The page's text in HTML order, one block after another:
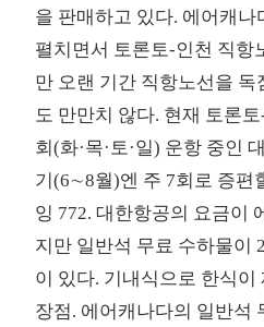
을 판매하고 있다. 에어캐
펼치면서 토론토-인천 직항
만 오랜 기간 직항노선을
도 만만치 않다. 현재 토론
회(화·목·토·일) 운항 중인
기(6∼8월)엔 주 7회로 증편
잉 772. 대한항공의 요금이
지만 일반석 무료 수하물이
이 있다. 기내식으로 한식이
장점. 에어캐나다의 일반석